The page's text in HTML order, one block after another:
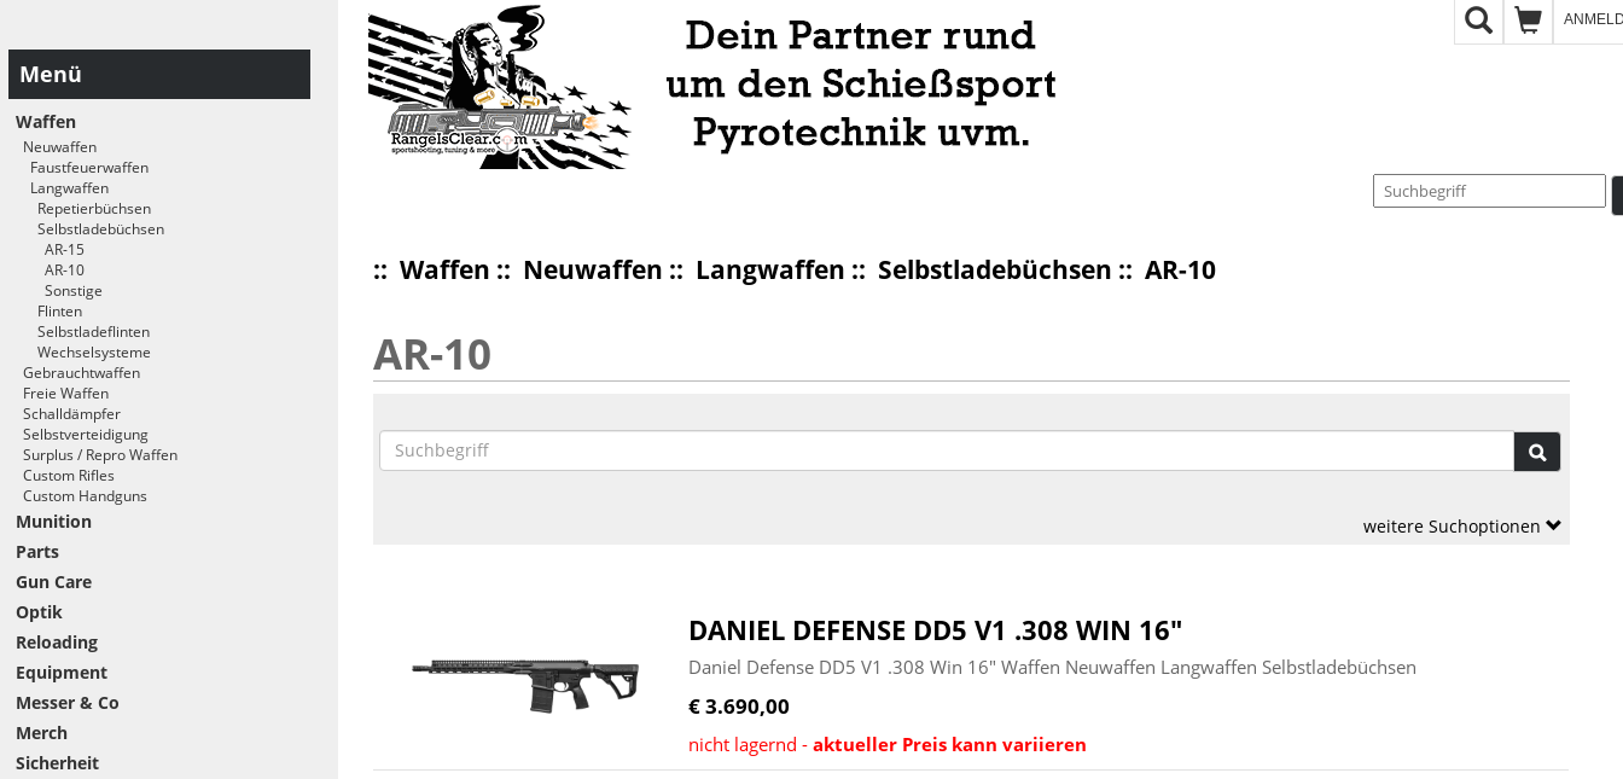
Menü
Waffen
Neuwaffen
Faustfeuerwaffen
Langwaffen
Repetierbüchsen
Selbstladebüchsen
AR-15
AR-10
Sonstige
Flinten
Selbstladeflinten
Wechselsysteme
Gebrauchtwaffen
Freie Waffen
Schalldämpfer
Selbstverteidigung
Surplus / Repro Waffen
Custom Rifles
Custom Handguns
Munition
Parts
Gun Care
Optik
Reloading
Equipment
Messer & Co
Merch
Sicherheit
:: Waffen :: Neuwaffen :: Langwaffen :: Selbstladebüchsen :: AR-10
AR-10
weitere Suchoptionen
DANIEL DEFENSE DD5 V1 .308 WIN 16"
Daniel Defense DD5 V1 .308 Win 16" Waffen Neuwaffen Langwaffen Selbstladebüchsen
€ 3.690,00
nicht lagernd - aktueller Preis kann variieren